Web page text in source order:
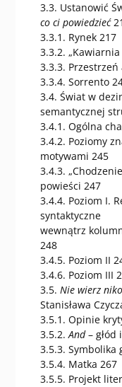
3.3. Ustanowić
co ci powiedzieć
3.3.1. Rynek 217
3.3.2.
3.3.3.
3.3.4. Sorrento
3.4. Świat w
semantycznej
3.4.1. Ogólna
3.4.2. Poziomy
motywami 245
3.4.3.
powieści 247
3.4.4. Poziom I.
syntaktyczne
wewnątrz
248
3.4.5. Poziom II
3.4.6. Poziom III
3.5. Nie wierz
Stanisława
3.5.1. Opinie
3.5.2.And– głód
3.5.3. Symbolika
3.5.4. Matka 267
3.5.5. Projekt